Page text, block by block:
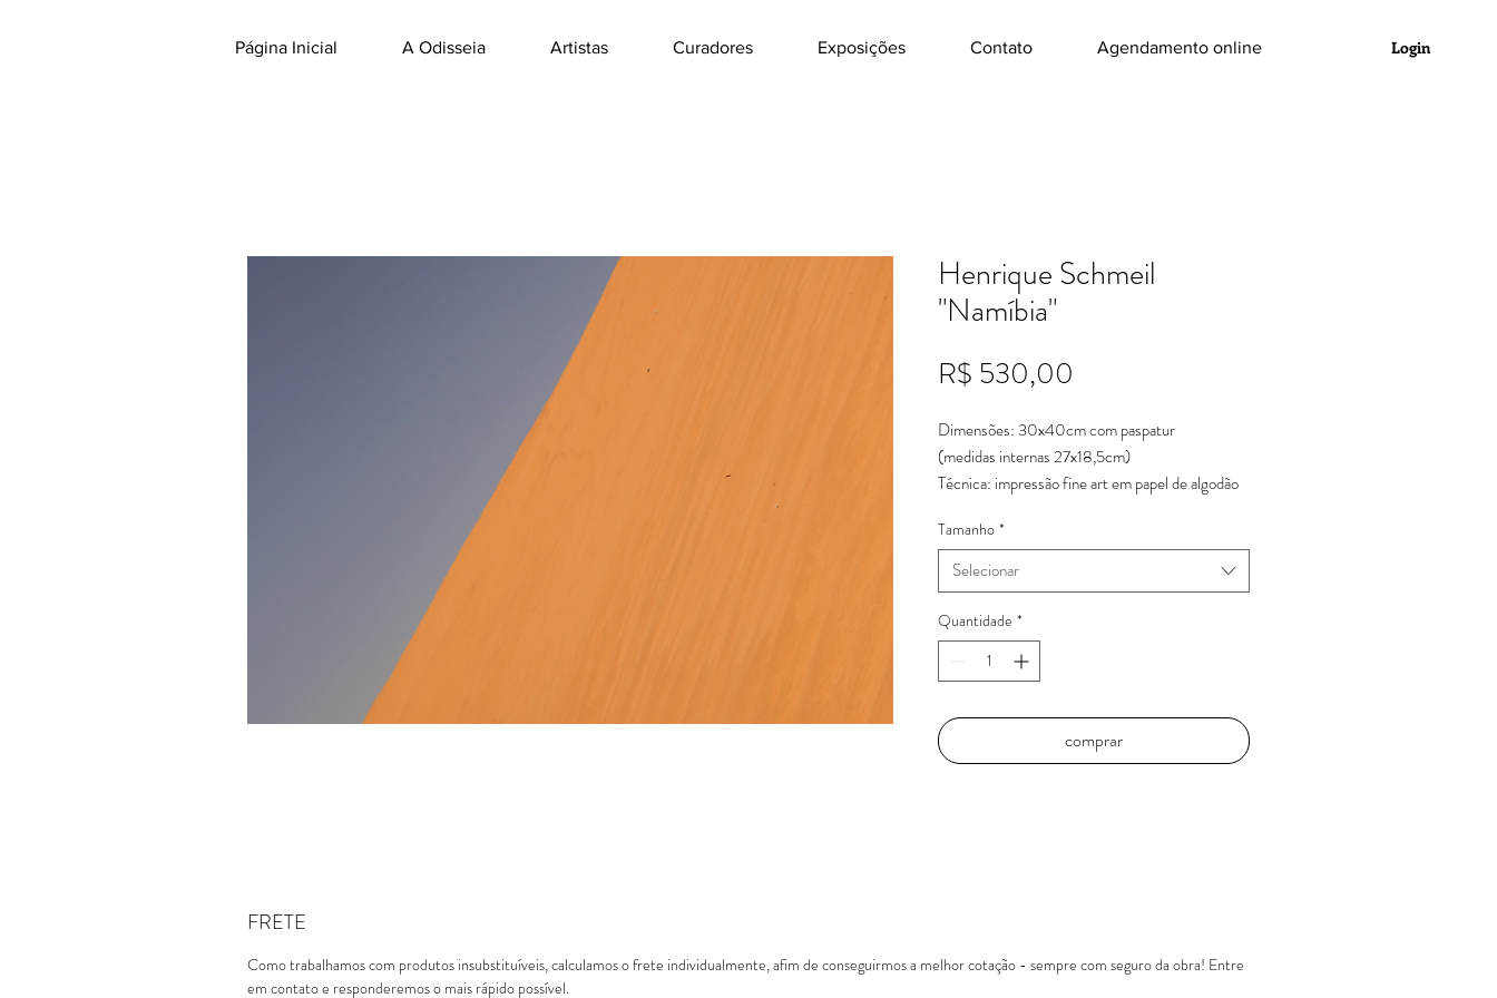
Página Inicial A Odisseia Artistas Curadores Exposições Contato Agendamento online Login
Henrique Schmeil
"Namíbia"
R$ 530,00
Dimensões: 30x40cm com paspatur
(medidas internas 27x18,5cm)
Técnica: impressão fine art em papel de algodão
Tiragem: 3 para cada tamanho
Tamanho *
Selecionar
Quantidade *
comprar
FRETE
Como trabalhamos com produtos insubstituíveis, calculamos o frete individualmente, afim de conseguirmos a melhor cotação - sempre com seguro da obra! Entre
em contato e responderemos o mais rápido possível.